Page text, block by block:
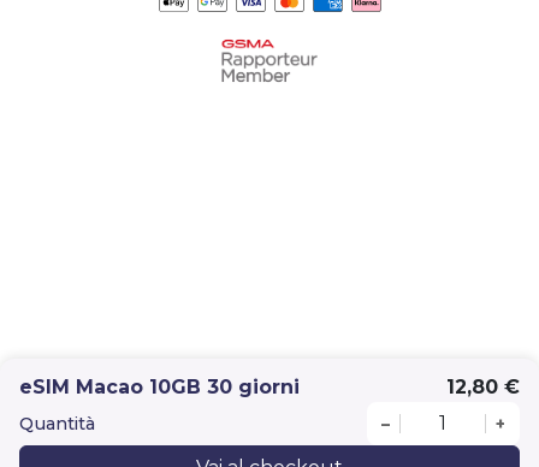
eSIM Macao 10GB 30 giorni 12,80 €
Quantità – +